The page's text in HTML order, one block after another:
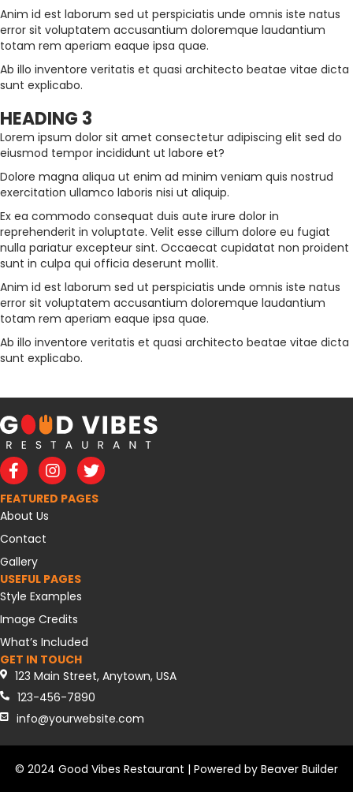
Anim id est laborum sed ut perspiciatis unde omnis iste natus
error sit voluptatem accusantium doloremque laudantium
totam rem aperiam eaque ipsa quae.
Ab illo inventore veritatis et quasi architecto beatae vitae dicta
sunt explicabo.
HEADING 3
Lorem ipsum dolor sit amet consectetur adipiscing elit sed do
eiusmod tempor incididunt ut labore et?
Dolore magna aliqua ut enim ad minim veniam quis nostrud
exercitation ullamco laboris nisi ut aliquip.
Ex ea commodo consequat duis aute irure dolor in
reprehenderit in voluptate. Velit esse cillum dolore eu fugiat
nulla pariatur excepteur sint. Occaecat cupidatat non proident
sunt in culpa qui officia deserunt mollit.
Anim id est laborum sed ut perspiciatis unde omnis iste natus
error sit voluptatem accusantium doloremque laudantium
totam rem aperiam eaque ipsa quae.
Ab illo inventore veritatis et quasi architecto beatae vitae dicta
sunt explicabo.
FacebookInstagram
Twitter
FEATURED PAGES
About Us
Contact
Gallery
USEFUL PAGES
Style Examples
Image Credits
What’s Included
GET IN TOUCH
123 Main Street, Anytown, USA
123-456-7890
info@yourwebsite.com
© 2024 Good Vibes Restaurant | Powered by Beaver Builder